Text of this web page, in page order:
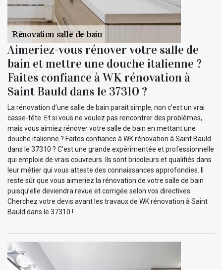
Aimeriez-vous rénover votre salle de
bain et mettre une douche italienne ?
Faites confiance à WK rénovation à
Saint Bauld dans le 37310 ?
La rénovation d’une salle de bain parait simple, non c’est un vrai
casse-tête. Et si vous ne voulez pas rencontrer des problèmes,
mais vous aimiez rénover votre salle de bain en mettant une
douche italienne ? Faites confiance à WK rénovation à Saint Bauld
dans le 37310 ? C’est une grande expérimentée et professionnelle
qui emploie de vrais couvreurs. Ils sont bricoleurs et qualifiés dans
leur métier qui vous atteste des connaissances approfondies. Il
reste sûr que vous aimeriez la rénovation de votre salle de bain
puisqu’elle deviendra revue et corrigée selon vos directives.
Cherchez votre devis avant les travaux de WK rénovation à Saint
Bauld dans le 37310 !